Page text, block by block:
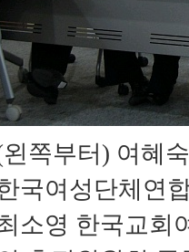
쪽부터) 여혜
국여성단체연
소영 한국교회